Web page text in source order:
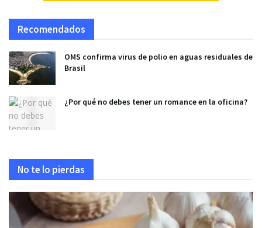
Recomendados
OMS confirma virus de polio en aguas residuales de
Brasil
¿Por qué no debes tener un romance en la oficina?
No te lo pierdas